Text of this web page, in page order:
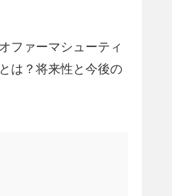
ファーマシューティ
は？将来性と今後の